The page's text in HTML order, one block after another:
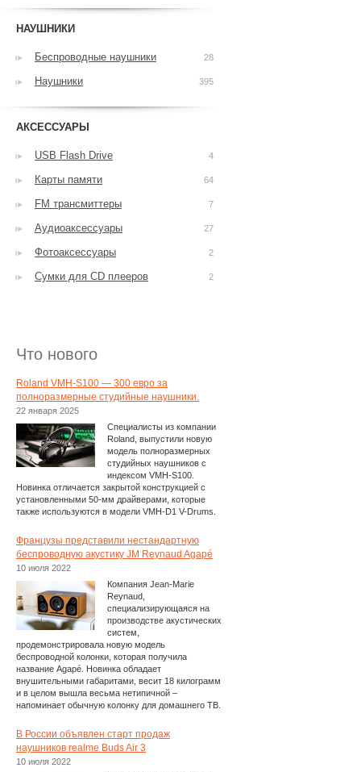
НАУШНИКИ
Беспроводные наушники 28
Наушники 395
АКСЕССУАРЫ
USB Flash Drive 4
Карты памяти 64
FM трансмиттеры 7
Аудиоаксессуары 27
Фотоаксессуары 2
Сумки для CD плееров 2
Что нового
Roland VMH-S100 — 300 евро за
полноразмерные студийные наушники.
22 января 2025
Специалисты из компании
Roland, выпустили новую
модель полноразмерных
студийных наушников с
индексом VMH-S100.
Новинка отличается закрытой конструкцией с
установленными 50-мм драйверами, которые
также используются в модели VMH-D1 V-Drums.
Французы представили нестандартную
беспроводную акустику JM Reynaud Agapé
10 июля 2022
Компания Jean-Marie
Reynaud,
специализирующаяся на
производстве акустических
систем,
продемонстрировала новую модель
беспроводной колонки, которая получила
название Agapé. Новинка обладает
внушительными габаритами, весит 18 килограмм
и в целом вышла весьма нетипичной –
напоминает обычную колонку для домашнего ТВ.
В России объявлен старт продаж
наушников realme Buds Air 3
10 июля 2022